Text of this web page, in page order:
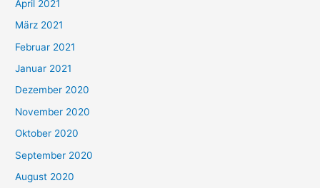
April 2021
März 2021
Februar 2021
Januar 2021
Dezember 2020
November 2020
Oktober 2020
September 2020
August 2020